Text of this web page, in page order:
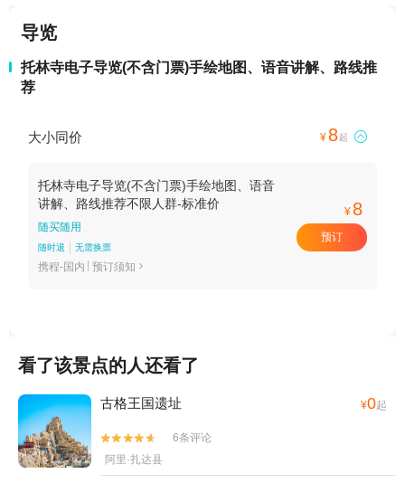
导览
托林寺电子导览(不含门票)手绘地图、语音讲解、路线推
荐
大小同价 ¥ 8起 
托林寺电子导览(不含门票)手绘地图、语音
讲解、路线推荐不限人群-标准价
随买随用
随时退 无需换票
携程-国内 预订须知 
¥ 8
预订
看了该景点的人还看了
古格王国遗址 ¥0起


6条评论
阿里·扎达县